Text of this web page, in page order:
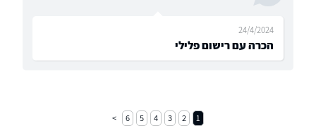
הכרה עם רישום פלילי
24/4/2024
1
2
3
4
5
6